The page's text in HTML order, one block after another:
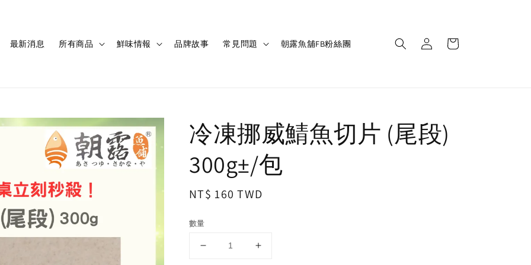
最新消息 所有商品 鮮味情報 品牌故事 常見問題 朝露魚舖FB粉絲團
冷凍挪威鯖魚切片 (尾段)
300g±/包
Regular
NT$ 160 TWD
數量